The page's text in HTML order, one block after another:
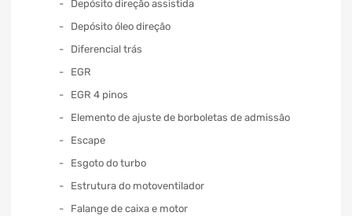
Depósito direção assistida
Depósito óleo direção
Diferencial trás
EGR
EGR 4 pinos
Elemento de ajuste de borboletas de admissão
Escape
Esgoto do turbo
Estrutura do motoventilador
Falange de caixa e motor